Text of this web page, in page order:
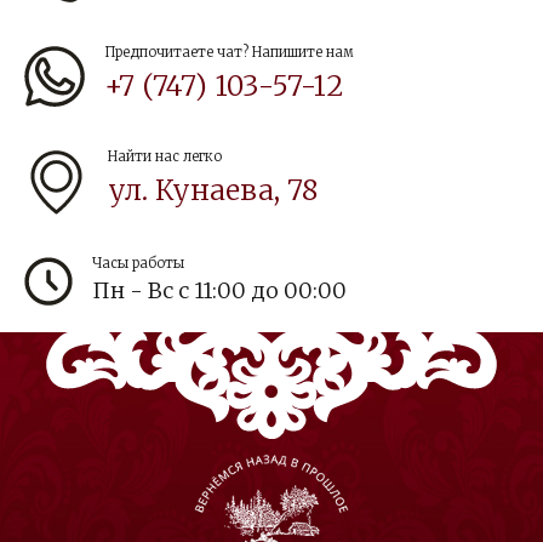
Предпочитаете чат? Напишите нам
+7 (747) 103-57-12
Найти нас легко
ул. Кунаева, 78
Часы работы
Пн - Вс с 11:00 до 00:00